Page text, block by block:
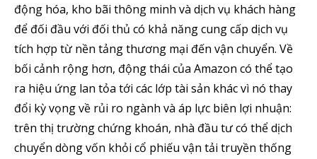
động hóa, kho bãi thông minh và dịch vụ khách hàng
để đối đầu với đối thủ có khả năng cung cấp dịch vụ
tích hợp từ nền tảng thương mại đến vận chuyển. Về
bối cảnh rộng hơn, động thái của Amazon có thể tạo
ra hiệu ứng lan tỏa tới các lớp tài sản khác vì nó thay
đổi kỳ vọng về rủi ro ngành và áp lực biên lợi nhuận:
trên thị trường chứng khoán, nhà đầu tư có thể dịch
chuyển dòng vốn khỏi cổ phiếu vận tải truyền thống